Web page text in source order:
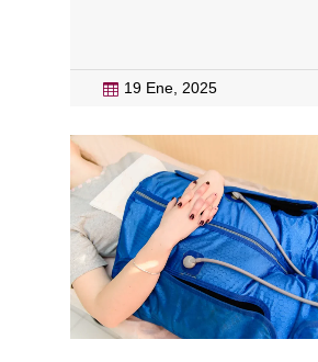
 19 Ene, 2025